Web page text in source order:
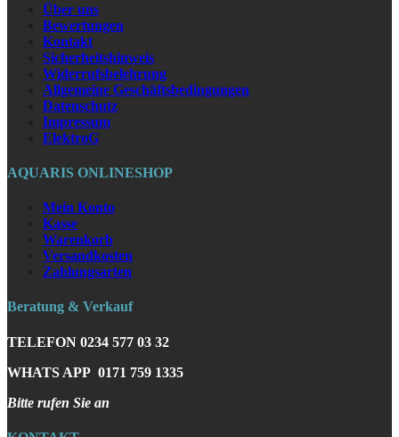
Über uns
Bewertungen
Kontakt
Sicherheitshinweis
Widerrufsbelehrung
Allgemeine Geschäftsbedingungen
Datenschutz
Impressum
ElektroG
AQUARIS ONLINESHOP
Mein Konto
Kasse
Warenkorb
Versandkosten
Zahlungsarten
Beratung & Verkauf
TELEFON 0234 577 03 32
WHATS APP 0171 759 1335
Bitte rufen Sie an